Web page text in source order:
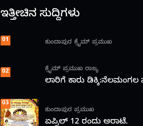
ಇತ್ತೀಚಿನ ಸುದ್ದಿಗಳು
01 ಕುಂದಾಪುರ ಕ್ರೈಮ್ ಪ್ರಮುಖ
02 ಕ್ರೈಮ್ ಪ್ರಮುಖ ರಾಜ್ಯ
ಲಾರಿಗೆ ಕಾರು
03
ಕುಂದಾಪುರ ಪ್ರಮುಖ
ಏಪ್ರಿಲ್ 12 ರಂದು ಅರಾಟೆ.